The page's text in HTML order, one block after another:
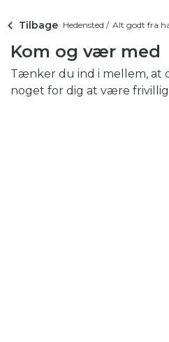
Tilbage Hedensted / Alt godt fra
Kom og vær med
Tænker du ind i mellem, at
noget for dig at være frivillig